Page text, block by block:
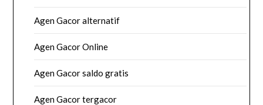
Agen Gacor alternatif
Agen Gacor Online
Agen Gacor saldo gratis
Agen Gacor tergacor